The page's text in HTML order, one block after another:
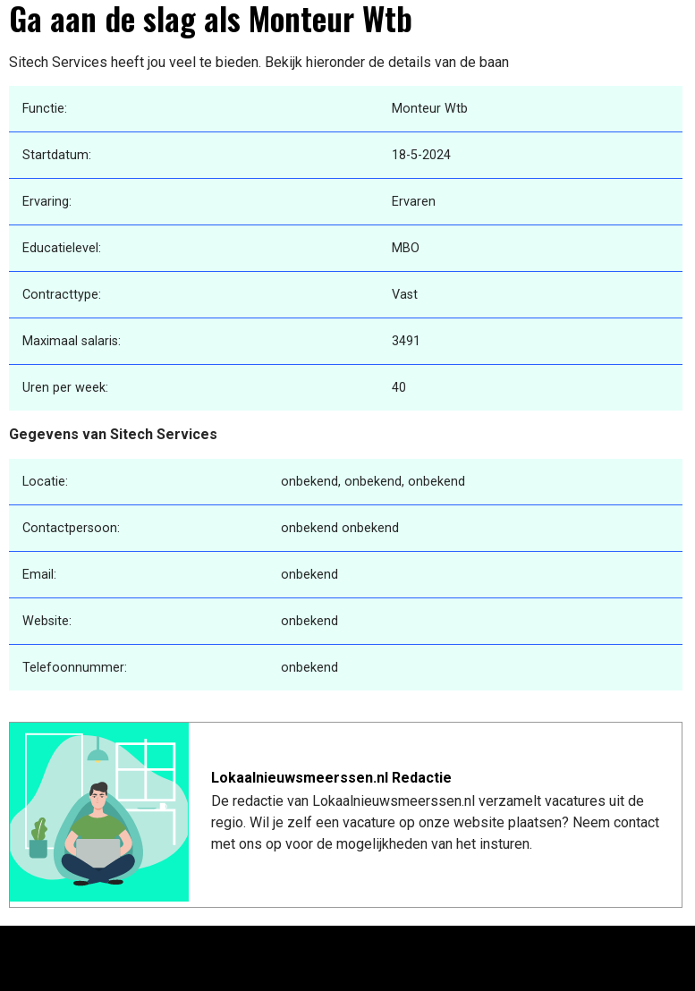
Ga aan de slag als Monteur Wtb
Sitech Services heeft jou veel te bieden. Bekijk hieronder de details van de baan
Functie: Monteur Wtb
Startdatum: 18-5-2024
Ervaring: Ervaren
Educatielevel: MBO
Contracttype: Vast
Maximaal salaris: 3491
Uren per week: 40
Gegevens van Sitech Services
Locatie: onbekend, onbekend, onbekend
Contactpersoon: onbekend onbekend
Email: onbekend
Website: onbekend
Telefoonnummer: onbekend
Lokaalnieuwsmeerssen.nl Redactie
De redactie van Lokaalnieuwsmeerssen.nl verzamelt vacatures uit de
regio. Wil je zelf een vacature op onze website plaatsen? Neem contact
met ons op voor de mogelijkheden van het insturen.